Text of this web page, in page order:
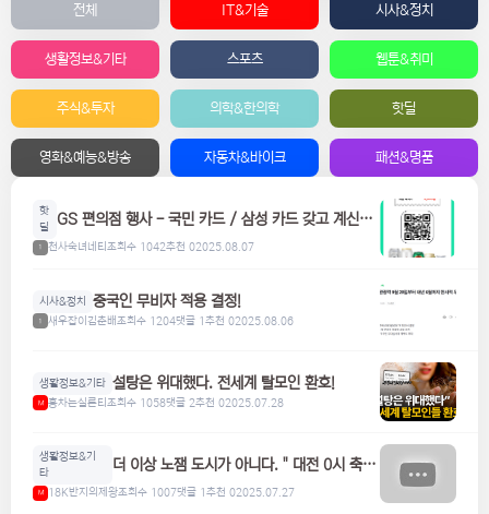
전체 IT&기술 시사&정치
생활정보&기타 스포츠 웹툰&취미
주식&투자 의학&한의학 핫딜
영화&예능&방송 자동차&바이크 패션&명품
핫
딜
GS 편의점 행사 - 국민 카드 / 삼성 카드 갖고 계신분
1 천사숙녀네티조회수 1042추천 02025.08.07
시사&정치 중국인 무비자 적용 결정!
1 새우잡이김춘배조회수 1204댓글 1추천 02025.08.06
생활정보&기타 설탕은 위대했다. 전세계 탈모인 환호!
M 홍차는실론티조회수 1058댓글 2추천 02025.07.28
생활정보&기
타
더 이상 노잼 도시가 아니다. " 대전 0시 축
M 18K반지의제왕조회수 1007댓글 1추천 02025.07.27